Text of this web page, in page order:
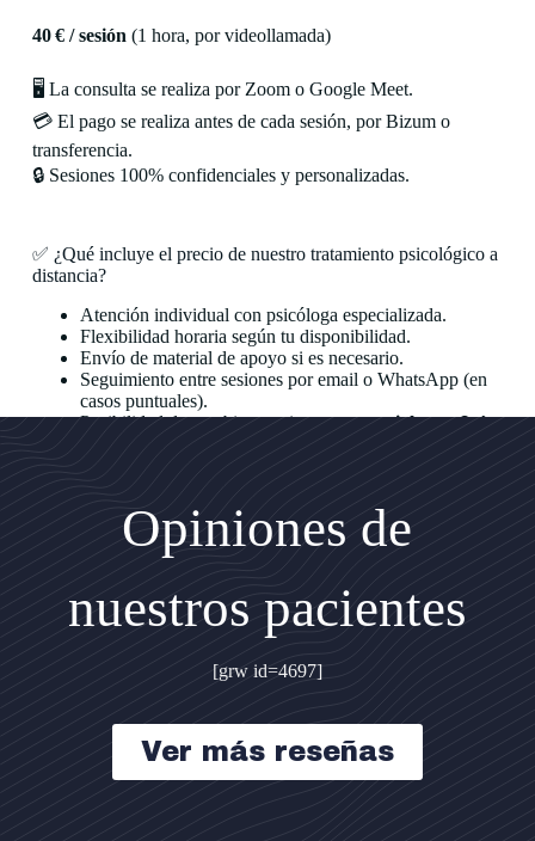
40 € / sesión (1 hora, por videollamada)
🖥️ La consulta se realiza por Zoom o Google Meet.
💳 El pago se realiza antes de cada sesión, por Bizum o
transferencia.
🔒 Sesiones 100% confidenciales y personalizadas.
✅ ¿Qué incluye el precio de nuestro tratamiento psicológico a
distancia?
Atención individual con psicóloga especializada.
Flexibilidad horaria según tu disponibilidad.
Envío de material de apoyo si es necesario.
Seguimiento entre sesiones por email o WhatsApp (en
casos puntuales).
Posibilidad de combinar sesionespresenciales en Jaén
Opiniones de
nuestros pacientes
[grw id=4697]
Ver más reseñas